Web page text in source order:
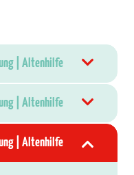
| Altenhilfe
| Altenhilfe
| Altenhilfe